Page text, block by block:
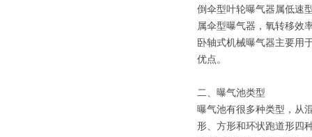
倒伞型叶轮曝气器属低速
属伞型曝气器，氧转移效
卧轴式机械曝气器主要用
优点。
二、曝气池类型
曝气池有很多种类型，从
形、方形和环状跑道形四